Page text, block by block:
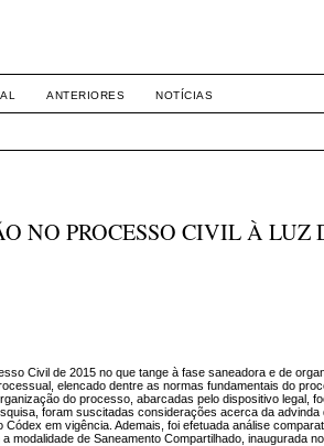
ANTERIORES NOTÍCIAS
NO PROCESSO CIVIL À LUZ
Civil de 2015 no que tange à fase saneadora e de
elencado dentre as normas fundamentais do
do processo, abarcadas pelo dispositivo legal,
foram suscitadas considerações acerca da
em vigência. Ademais, foi efetuada análise
de Saneamento Compartilhado, inaugurada